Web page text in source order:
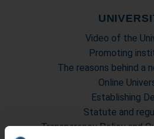
Video of the
Promoting
The reasons behind a
Online
Establishing
Statute and
Transparency Policy and